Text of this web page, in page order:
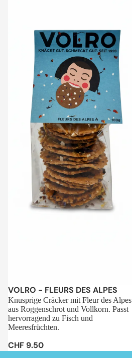
Sale
VOLRO - FLEURS DES ALPES
Knusprige Cräcker mit Fleur des Alpes
aus Roggenschrot und Vollkorn. Passt
hervorragend zu Fisch und
Meeresfrüchten.
CHF 9.50